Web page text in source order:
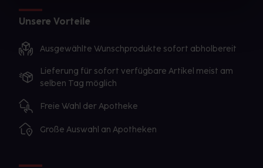
Unsere Vorteile
Ausgewählte Wunschprodukte sofort abholbereit
Lieferung für sofort verfügbare Artikel meist am
selben Tag möglich
Freie Wahl der Apotheke
Große Auswahl an Apotheken